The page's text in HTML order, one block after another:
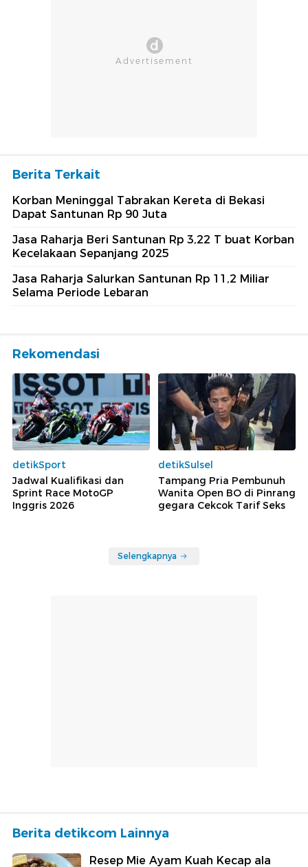
Berita Terkait
Korban Meninggal Tabrakan Kereta di Bekasi
Dapat Santunan Rp 90 Juta
Jasa Raharja Beri Santunan Rp 3,22 T buat Korban
Kecelakaan Sepanjang 2025
Jasa Raharja Salurkan Santunan Rp 11,2 Miliar
Selama Periode Lebaran
Rekomendasi
detikSport
Jadwal Kualifikasi dan
Sprint Race MotoGP
Inggris 2026
detikSulsel
Tampang Pria Pembunuh
Wanita Open BO di Pinrang
gegara Cekcok Tarif Seks
Selengkapnya
Berita detikcom Lainnya
Resep Mie Ayam Kuah Kecap ala